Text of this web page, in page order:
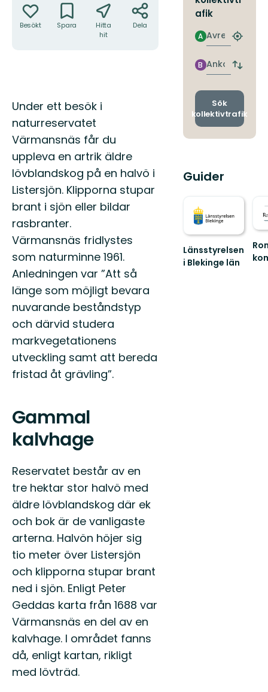
Besökt Spara
Hitta
hit
Dela
Beskrivning
Under ett besök i
naturreservatet
Värmansnäs får du
uppleva en artrik äldre
lövblandskog på en halvö i
Listersjön. Klipporna stupar
brant i sjön eller bildar
rasbranter.
Värmansnäs fridlystes
som naturminne 1961.
Anledningen var ”Att så
länge som möjligt bevara
nuvarande beståndstyp
och därvid studera
markvegetationens
utveckling samt att bereda
fristad åt grävling”.
Gammal
kalvhage
Reservatet består av en
tre hektar stor halvö med
äldre lövblandskog där ek
och bok är de vanligaste
arterna. Halvön höjer sig
tio meter över Listersjön
och klipporna stupar brant
ned i sjön. Enligt Peter
Geddas karta från 1688 var
Värmansnäs en del av en
kalvhage. I området fanns
då, enligt kartan, rikligt
med lövträd.
afik
Avresa
A
Hitta
Ankomst
B
Byt
och
Sök
kollektivtrafik
Guider
Länsstyrelsen
i Blekinge län